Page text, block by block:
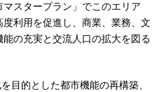
スタープラン」でこのエリア
利用を促進し、商業、業務、文
の充実と交流人口の拡大を図る
目的とした都市機能の再構築、